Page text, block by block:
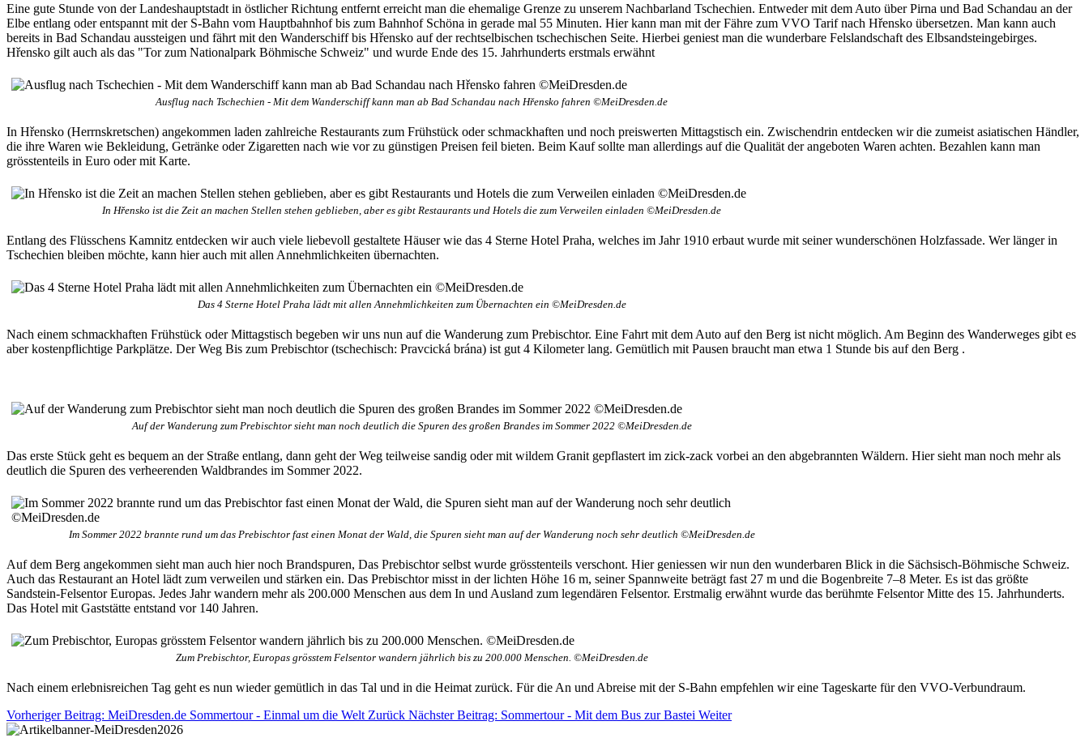
Eine gute Stunde von der Landeshauptstadt in östlicher Richtung entfernt erreicht man die ehemalige Grenze zu unserem Nachbarland Tschechien. Entweder mit dem Auto über Pirna und Bad Schandau an der
Elbe entlang oder entspannt mit der S-Bahn vom Hauptbahnhof bis zum Bahnhof Schöna in gerade mal 55 Minuten. Hier kann man mit der Fähre zum VVO Tarif nach Hřensko übersetzen. Man kann auch
bereits in Bad Schandau aussteigen und fährt mit den Wanderschiff bis Hřensko auf der rechtselbischen tschechischen Seite. Hierbei geniest man die wunderbare Felslandschaft des Elbsandsteingebirges.
Hřensko gilt auch als das "Tor zum Nationalpark Böhmische Schweiz" und wurde Ende des 15. Jahrhunderts erstmals erwähnt
Ausflug nach Tschechien - Mit dem Wanderschiff kann man ab Bad Schandau nach Hřensko fahren ©MeiDresden.de
In Hřensko (Herrnskretschen) angekommen laden zahlreiche Restaurants zum Frühstück oder schmackhaften und noch preiswerten Mittagstisch ein. Zwischendrin entdecken wir die zumeist asiatischen Händler,
die ihre Waren wie Bekleidung, Getränke oder Zigaretten nach wie vor zu günstigen Preisen feil bieten. Beim Kauf sollte man allerdings auf die Qualität der angeboten Waren achten. Bezahlen kann man
grösstenteils in Euro oder mit Karte.
In Hřensko ist die Zeit an machen Stellen stehen geblieben, aber es gibt Restaurants und Hotels die zum Verweilen einladen ©MeiDresden.de
Entlang des Flüsschens Kamnitz entdecken wir auch viele liebevoll gestaltete Häuser wie das 4 Sterne Hotel Praha, welches im Jahr 1910 erbaut wurde mit seiner wunderschönen Holzfassade. Wer länger in
Tschechien bleiben möchte, kann hier auch mit allen Annehmlichkeiten übernachten.
Das 4 Sterne Hotel Praha lädt mit allen Annehmlichkeiten zum Übernachten ein ©MeiDresden.de
Nach einem schmackhaften Frühstück oder Mittagstisch begeben wir uns nun auf die Wanderung zum Prebischtor. Eine Fahrt mit dem Auto auf den Berg ist nicht möglich. Am Beginn des Wanderweges gibt es
aber kostenpflichtige Parkplätze. Der Weg Bis zum Prebischtor (tschechisch: Pravcická brána) ist gut 4 Kilometer lang. Gemütlich mit Pausen braucht man etwa 1 Stunde bis auf den Berg .
Auf der Wanderung zum Prebischtor sieht man noch deutlich die Spuren des großen Brandes im Sommer 2022 ©MeiDresden.de
Das erste Stück geht es bequem an der Straße entlang, dann geht der Weg teilweise sandig oder mit wildem Granit gepflastert im zick-zack vorbei an den abgebrannten Wäldern. Hier sieht man noch mehr als
deutlich die Spuren des verheerenden Waldbrandes im Sommer 2022.
Im Sommer 2022 brannte rund um das Prebischtor fast einen Monat der Wald, die Spuren sieht man auf der Wanderung noch sehr deutlich ©MeiDresden.de
Auf dem Berg angekommen sieht man auch hier noch Brandspuren, Das Prebischtor selbst wurde grösstenteils verschont. Hier geniessen wir nun den wunderbaren Blick in die Sächsisch-Böhmische Schweiz.
Auch das Restaurant an Hotel lädt zum verweilen und stärken ein. Das Prebischtor misst in der lichten Höhe 16 m, seiner Spannweite beträgt fast 27 m und die Bogenbreite 7–8 Meter. Es ist das größte
Sandstein-Felsentor Europas. Jedes Jahr wandern mehr als 200.000 Menschen aus dem In und Ausland zum legendären Felsentor. Erstmalig erwähnt wurde das berühmte Felsentor Mitte des 15. Jahrhunderts.
Das Hotel mit Gaststätte entstand vor 140 Jahren.
Zum Prebischtor, Europas grösstem Felsentor wandern jährlich bis zu 200.000 Menschen. ©MeiDresden.de
Nach einem erlebnisreichen Tag geht es nun wieder gemütlich in das Tal und in die Heimat zurück. Für die An und Abreise mit der S-Bahn empfehlen wir eine Tageskarte für den VVO-Verbundraum.
Vorheriger Beitrag: MeiDresden.de Sommertour - Einmal um die Welt Zurück Nächster Beitrag: Sommertour - Mit dem Bus zur Bastei Weiter